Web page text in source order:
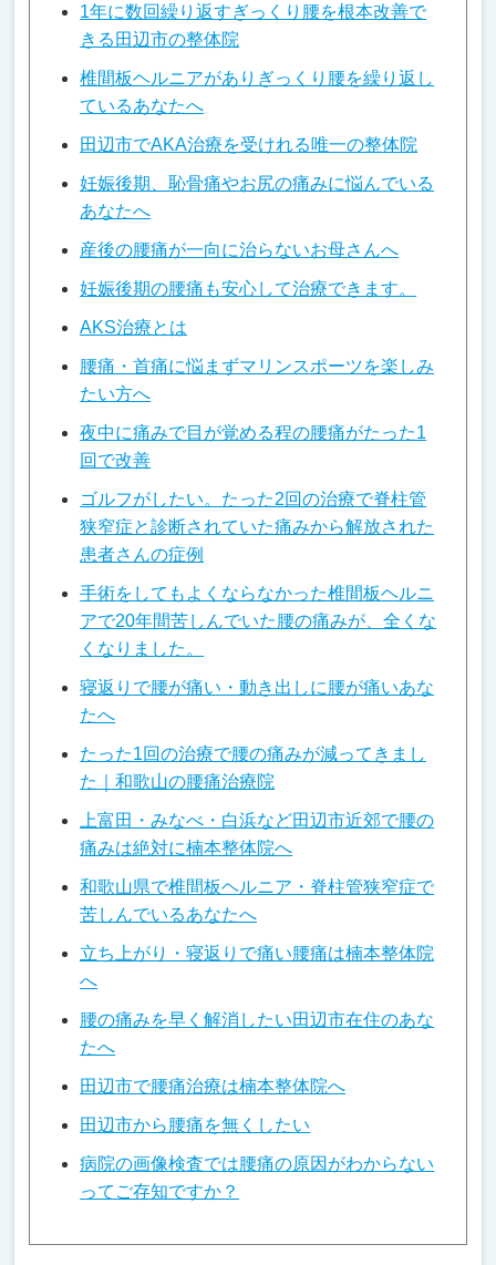
1年に数回繰り返すぎっくり腰を根本改善で
きる田辺市の整体院
椎間板ヘルニアがありぎっくり腰を繰り返し
ているあなたへ
田辺市でAKA治療を受けれる唯一の整体院
妊娠後期、恥骨痛やお尻の痛みに悩んでいる
あなたへ
産後の腰痛が一向に治らないお母さんへ
妊娠後期の腰痛も安心して治療できます。
AKS治療とは
腰痛・首痛に悩まずマリンスポーツを楽しみ
たい方へ
夜中に痛みで目が覚める程の腰痛がたった1
回で改善
ゴルフがしたい。たった2回の治療で脊柱管
狭窄症と診断されていた痛みから解放された
患者さんの症例
手術をしてもよくならなかった椎間板ヘルニ
アで20年間苦しんでいた腰の痛みが、全くな
くなりました。
寝返りで腰が痛い・動き出しに腰が痛いあな
たへ
たった1回の治療で腰の痛みが減ってきまし
た｜和歌山の腰痛治療院
上富田・みなべ・白浜など田辺市近郊で腰の
痛みは絶対に楠本整体院へ
和歌山県で椎間板ヘルニア・脊柱管狭窄症で
苦しんでいるあなたへ
立ち上がり・寝返りで痛い腰痛は楠本整体院
へ
腰の痛みを早く解消したい田辺市在住のあな
たへ
田辺市で腰痛治療は楠本整体院へ
田辺市から腰痛を無くしたい
病院の画像検査では腰痛の原因がわからない
ってご存知ですか？